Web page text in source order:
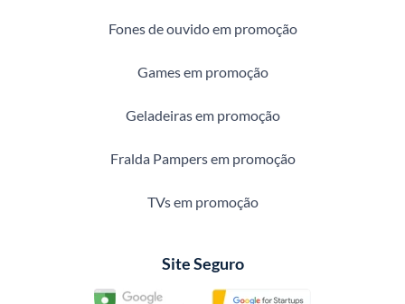
Fones de ouvido em promoção
Games em promoção
Geladeiras em promoção
Fralda Pampers em promoção
TVs em promoção
Site Seguro